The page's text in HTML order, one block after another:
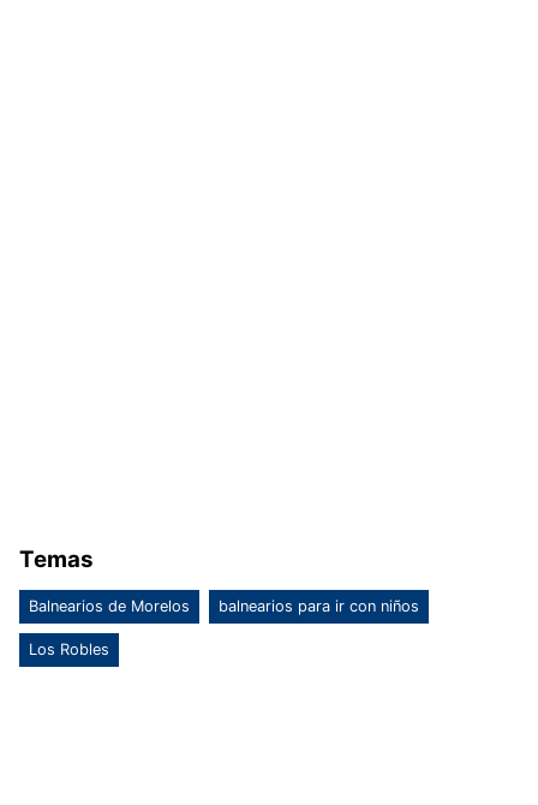
Temas
Balnearios de Morelos balnearios para ir con niños
Los Robles